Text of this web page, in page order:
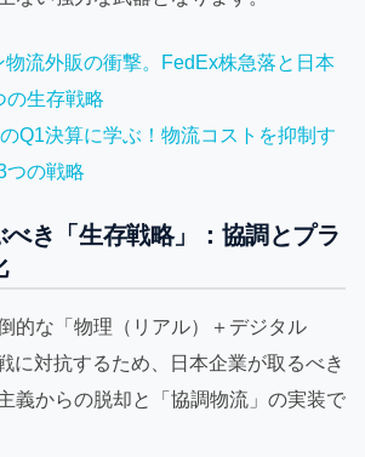
物流外販の衝撃。FedEx株急落と日本
の生存戦略
Q1決算に学ぶ！物流コストを抑制す
つの戦略
べき「生存戦略」：協調とプラ
的な「物理（リアル）＋デジタル
に対抗するため、日本企業が取るべき
義からの脱却と「協調物流」の実装で